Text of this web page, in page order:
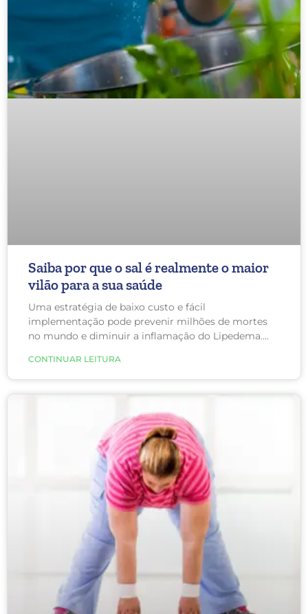
Saiba por que o sal é realmente o maior
vilão para a sua saúde
Uma estratégia de baixo custo e fácil
implementação pode prevenir milhões de mortes
no mundo e diminuir a inflamação do Lipedema.
sal induz aumento da pressão arterial. Mas, embora
essa informação seja de conhecimento geral, o
consumo médio de sal é 48% maior do que o
CONTINUAR LEITURA